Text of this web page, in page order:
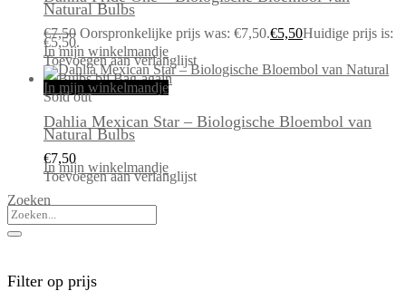
Natural Bulbs
€7,50 Oorspronkelijke prijs was: €7,50.€5,50Huidige prijs is:
€5,50.
In mijn winkelmandje
Toevoegen aan verlanglijst
In mijn winkelmandje
Sold out
Dahlia Mexican Star – Biologische Bloembol van
Natural Bulbs
€7,50
In mijn winkelmandje
Toevoegen aan verlanglijst
Zoeken
Filter op prijs